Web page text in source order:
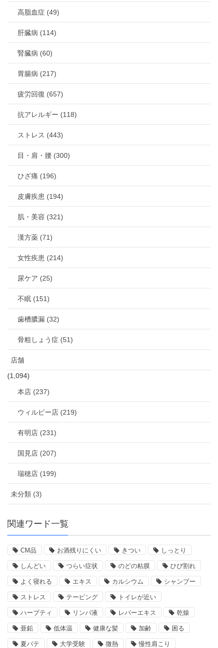
高脂血症 (49)
肝臓病 (114)
腎臓病 (60)
胃腸病 (217)
疲労回復 (657)
抗アレルギー (118)
ストレス (443)
目・肩・腰 (300)
ひざ痛 (196)
皮膚疾患 (194)
肌・美容 (321)
漢方薬 (71)
女性疾患 (214)
尿ケア (25)
不眠 (151)
歯槽膿漏 (32)
骨粗しょう症 (51)
店舗
(1,094)
本店 (237)
ウィルビー店 (219)
有明店 (231)
国見店 (207)
瑞穂店 (199)
未分類 (3)
関連ワード一覧
CM品 お酒残りにくい きつい しっとり
しんどい つらい症状 のどの粘膜 ひび割れ
よく寝れる エキス カルシウム シャンプー
ストレス テーピング トイレが近い
ハーブティ リンパ液 レバーエキス 乾燥
亜鉛 低体温 健康な髪 加齢 困る
夏バテ 大学受験 微熱 慢性肩こり